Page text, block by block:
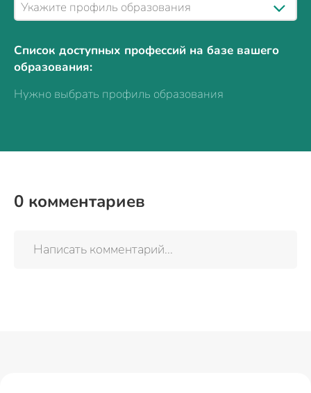
Список доступных профессий на базе вашего
образования:
Нужно выбрать профиль образования
0 комментариев
Написать комментарий...